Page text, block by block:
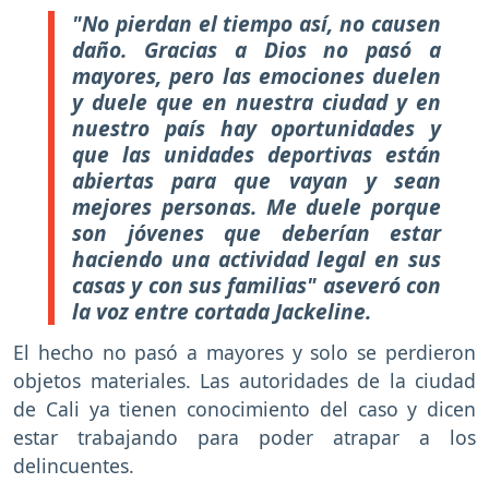
"No pierdan el tiempo así, no causen
daño. Gracias a Dios no pasó a
mayores, pero las emociones duelen
y duele que en nuestra ciudad y en
nuestro país hay oportunidades y
que las unidades deportivas están
abiertas para que vayan y sean
mejores personas. Me duele porque
son jóvenes que deberían estar
haciendo una actividad legal en sus
casas y con sus familias" aseveró con
la voz entre cortada Jackeline.
El hecho no pasó a mayores y solo se perdieron
objetos materiales. Las autoridades de la ciudad
de Cali ya tienen conocimiento del caso y dicen
estar trabajando para poder atrapar a los
delincuentes.